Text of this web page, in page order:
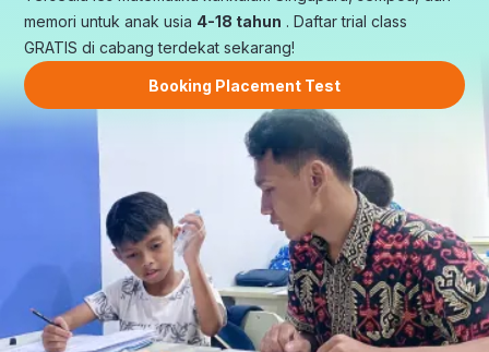
memori untuk anak usia 4-18 tahun . Daftar trial class
GRATIS di cabang terdekat sekarang!
Booking Placement Test